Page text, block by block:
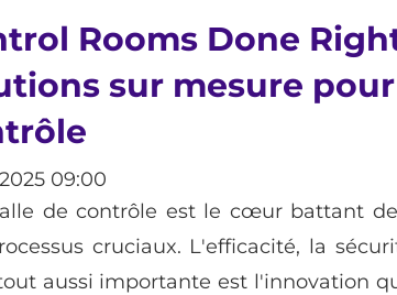
Rooms Done
sur mesure
09:00
de contrôle est le cœur battant
cruciaux. L'efficacité, la
aussi importante est l'innovation